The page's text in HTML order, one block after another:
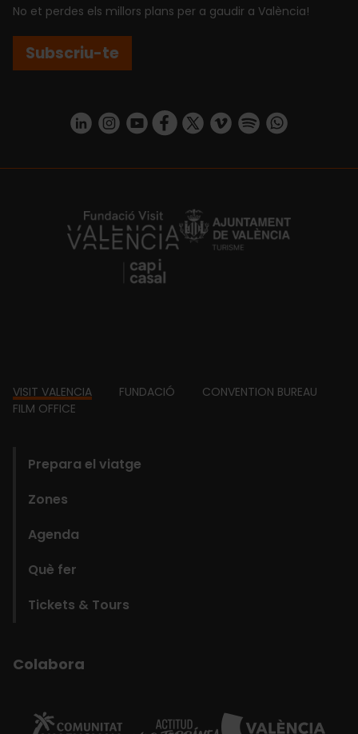
No et perdes els millors plans per a gaudir a València!
Subscriu-te
https://www.linkedin.com/company/turismo-valencia/mycompany/
https://www.instagram.com/visit_valencia/
https://www.youtube.com/user/
https://www.facebook.com/
https://twitter.com/
https://vimeo.com/
https://https://api.whatsapp.com/
https://fundacion.visitvalencia.com/
Footer
VISIT VALENCIA FUNDACIÓ
CONVENTION BUREAU
FILM OFFICE
Prepara el viatge
Zones
Agenda
Què fer
Tickets & Tours
Colabora